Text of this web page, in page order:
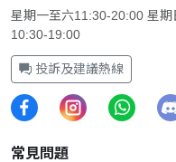
星期一至六11:30-20:00 星期
10:30-19:00
投訴及建議熱線
常見問題